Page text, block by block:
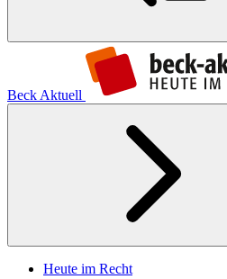
Beck Aktuell
Heute im Recht